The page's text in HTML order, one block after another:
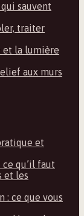
sauvent
traiter
et la lumière
aux murs
et
qu’il faut
et les
: ce que vous